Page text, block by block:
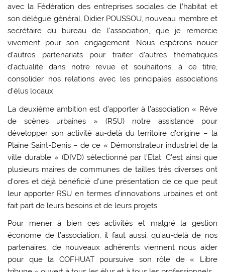
avec la Fédération des entreprises sociales de l’habitat et
son délégué général, Didier POUSSOU, nouveau membre et
secrétaire du bureau de l’association, que je remercie
vivement pour son engagement. Nous espérons nouer
d’autres partenariats pour traiter d’autres thématiques
d’actualité dans notre revue et souhaitons, à ce titre,
consolider nos relations avec les principales associations
d’élus locaux.
La deuxième ambition est d’apporter à l’association « Rêve
de scènes urbaines » (RSU) notre assistance pour
développer son activité au-delà du territoire d’origine – la
Plaine Saint-Denis – de ce « Démonstrateur industriel de la
ville durable » (DIVD) sélectionné par l’Etat. C’est ainsi que
plusieurs maires de communes de tailles très diverses ont
d’ores et déjà bénéficié d’une présentation de ce que peut
leur apporter RSU en termes d’innovations urbaines et ont
fait part de leurs besoins et de leurs projets.
Pour mener à bien ces activités et malgré la gestion
économe de l’association, il faut aussi, qu’au-delà de nos
partenaires, de nouveaux adhérents viennent nous aider
pour que la COFHUAT poursuive son rôle de « Libre